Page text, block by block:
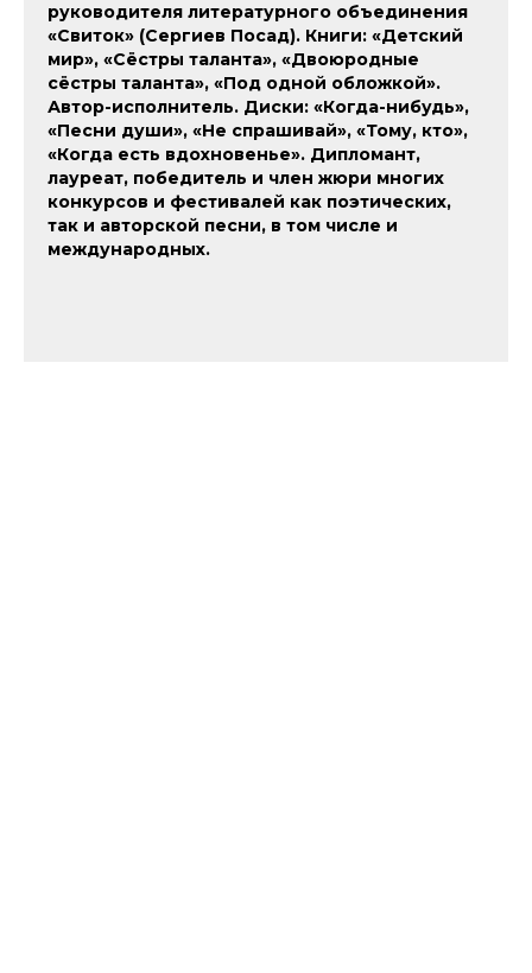
руководителя литературного объединения
«Свиток» (Сергиев Посад). Книги: «Детский
мир», «Сёстры таланта», «Двоюродные
сёстры таланта», «Под одной обложкой».
Автор-исполнитель. Диски: «Когда-нибудь»,
«Песни души», «Не спрашивай», «Тому, кто»,
«Когда есть вдохновенье». Дипломант,
лауреат, победитель и член жюри многих
конкурсов и фестивалей как поэтических,
так и авторской песни, в том числе и
международных.